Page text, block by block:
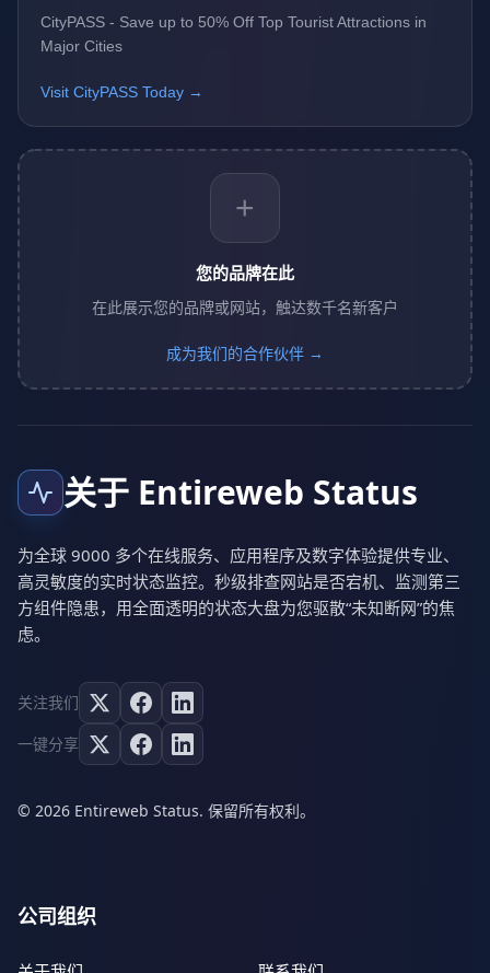
CityPASS - Save up to 50% Off Top Tourist Attractions in
Major Cities
Visit CityPASS Today →
+
您的品牌在此
在此展示您的品牌或网站，触达数千名新客户
成为我们的合作伙伴 →
关于 Entireweb Status
为全球 9000 多个在线服务、应用程序及数字体验提供专业、
高灵敏度的实时状态监控。秒级排查网站是否宕机、监测第三
方组件隐患，用全面透明的状态大盘为您驱散“未知断网”的焦
虑。
关注我们
一键分享
© 2026 Entireweb Status. 保留所有权利。
公司组织